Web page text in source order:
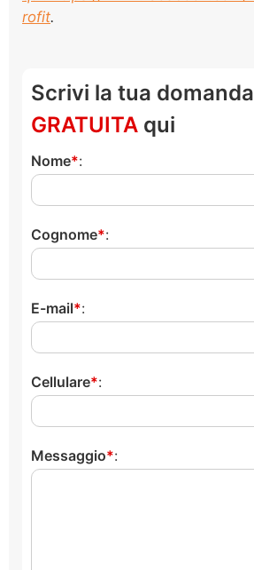
rofit.
Scrivi la tua domanda
GRATUITA qui
Nome :
Cognome :
E-mail :
Cellulare :
Messaggio :